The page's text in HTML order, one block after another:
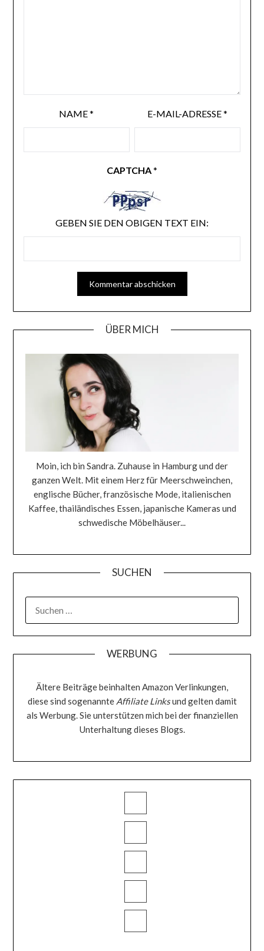
NAME* E-MAIL-ADRESSE*
CAPTCHA*
GEBEN SIE DEN OBIGEN TEXT EIN:
ÜBER MICH
Moin, ich bin Sandra. Zuhause in Hamburg und der
ganzen Welt. Mit einem Herz für Meerschweinchen,
englische Bücher, französische Mode, italienischen
Kaffee, thailändisches Essen, japanische Kameras und
schwedische Möbelhäuser...
SUCHEN
WERBUNG
Ältere Beiträge beinhalten Amazon Verlinkungen,
diese sind sogenannte Affiliate Linksund gelten damit
als Werbung. Sie unterstützen mich bei der finanziellen
Unterhaltung dieses Blogs.